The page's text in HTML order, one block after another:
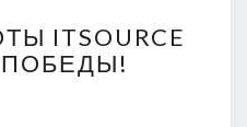
РАБОТЫ
ITSOURCE
ITSOURCE